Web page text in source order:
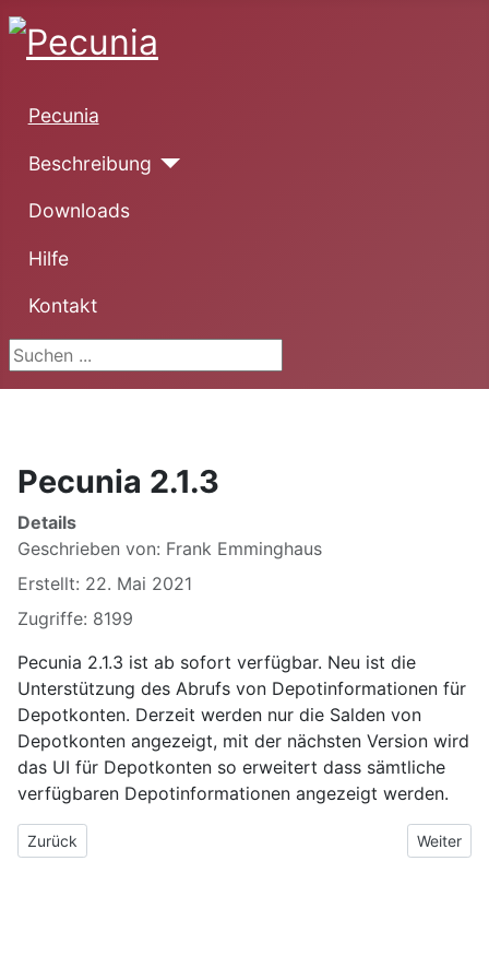
Pecunia
Beschreibung
Downloads
Hilfe
Kontakt
Suchen ...
Pecunia 2.1.3
Details
Geschrieben von: Frank Emminghaus
Erstellt: 22. Mai 2021
Zugriffe: 8199
Pecunia 2.1.3 ist ab sofort verfügbar. Neu ist die
Unterstützung des Abrufs von Depotinformationen für
Depotkonten. Derzeit werden nur die Salden von
Depotkonten angezeigt, mit der nächsten Version wird
das UI für Depotkonten so erweitert dass sämtliche
verfügbaren Depotinformationen angezeigt werden.
Vorheriger Beitrag: Pecunia 2.1.4
Zurück Nächster
Weiter